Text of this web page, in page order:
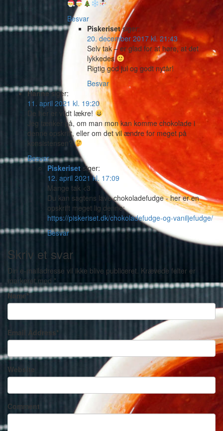
Besvar
Piskeriset siger:
20. december 2017 kl. 21:43
Selv tak – er glad for at høre, at det
lykkedes
Rigtig god jul og godt nytår!
Besvar
Hanne siger:
11. april 2021 kl. 19:20
De her er vildt lækre!
Jeg tænker på, om man mon kan komme chokolade i
denne opskrift, eller om det vil ændre for meget på
konsistensen?
Besvar
Piskeriset siger:
12. april 2021 kl. 17:09
Mange tak <3
Du kan sagtens lave chokoladefudge - her er en
opskrift meget lig denne:
https://piskeriset.dk/chokoladefudge-og-vaniljefudge/
Besvar
Skriv et svar
Din e-mailadresse vil ikke blive publiceret. Krævede felter er
markeret med *
Name *
Email Address *
Website
Comment